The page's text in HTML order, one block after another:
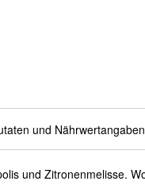
und Zitronenmelisse.
und Nährwertangaben